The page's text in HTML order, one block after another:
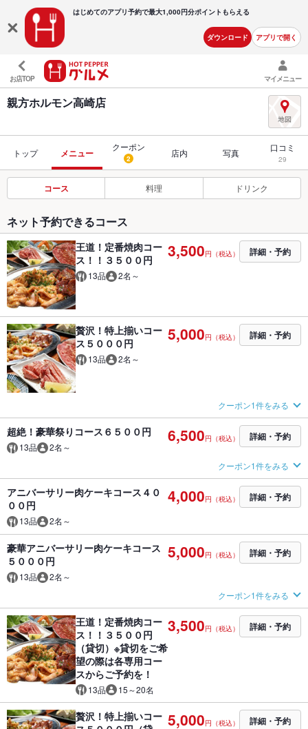
はじめてのアプリ予約で最大1,000円分ポイントもらえる
ダウンロード アプリで開く
お店TOP マイメニュー
親方ホルモン高崎店
トップ メニュー
クーポン
2 店内 写真 口コミ
29
コース 料理 ドリンク
ネット予約できるコース
王道！定番焼肉コー
ス！！３５００円
13品 2名～
3,500円（税込） 詳細・予約
贅沢！特上揃いコー
ス５０００円
13品 2名～
5,000円（税込） 詳細・予約
クーポン1件をみる
超絶！豪華祭りコース６５００円
13品 2名～
6,500円（税込） 詳細・予約
クーポン1件をみる
アニバーサリー肉ケーキコース４０
００円
13品 2名～
4,000円（税込） 詳細・予約
豪華アニバーサリー肉ケーキコース
５０００円
13品 2名～
5,000円（税込） 詳細・予約
クーポン1件をみる
王道！定番焼肉コー
ス！！３５００円
（貸切）※貸切をご希
望の際は各専用コー
スからご予約を！
13品 15～20名
3,500円（税込） 詳細・予約
贅沢！特上揃いコー 5,000円（税込） 詳細・予約